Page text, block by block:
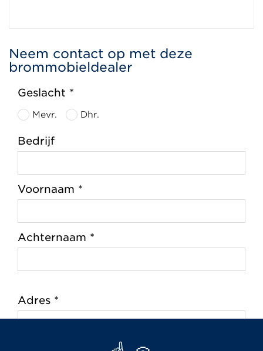
Neem contact op met deze
brommobieldealer
Geslacht *
Mevr. Dhr.
Bedrijf
Voornaam *
Achternaam *
Adres *